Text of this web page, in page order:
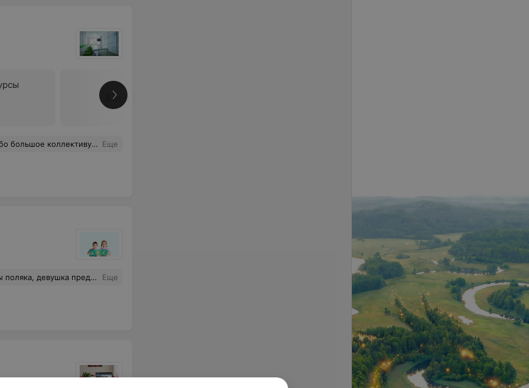
Все цены
день приносил разные интересные поделки. Подтянул английский. Обязательно придём ещё. Еще
что уже не первую группу ведет, программа наработана, все успеваем, все четко организовано. Надеюсь на легкую сдачу экзамена. Еще